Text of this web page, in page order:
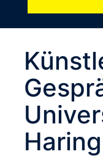
Haring